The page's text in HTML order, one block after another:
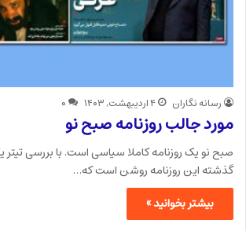
رسانه نگاران ۴ اردیبهشت, ۱۴۰۳ ۰
مورد جالب روزنامه صبح نو
صبح نو یک روزنامه کاملا سیاسی است. با بررسی
گذشته این روزنامه روشن است که…
بیشتر بخوانید »